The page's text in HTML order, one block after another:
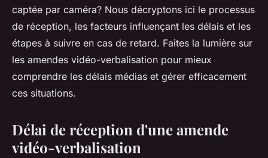
captée par caméra? Nous décryptons ici le processus
de réception, les facteurs influençant les délais et les
étapes à suivre en cas de retard. Faites la lumière sur
les amendes vidéo-verbalisation pour mieux
comprendre les délais médias et gérer efficacement
ces situations.
Délai de réception d'une amende
vidéo-verbalisation